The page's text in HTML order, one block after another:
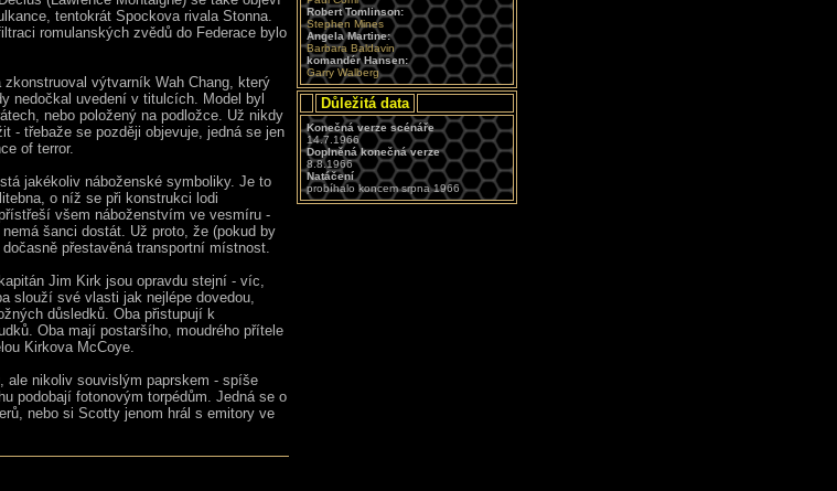
tentokrát Spockova rivala Stonna.
romulanských zvědů do Federace bylo
zkonstruoval výtvarník Wah Chang, který
nedočkal uvedení v titulcích. Model byl
nebo položený na podložce. Už nikdy
- třebaže se později objevuje, jedná se jen
of terror.
jakékoliv náboženské symboliky. Je to
o níž se při konstrukci lodi
všem náboženstvím ve vesmíru -
šanci dostát. Už proto, že (pokud by
přestavěná transportní místnost.
Jim Kirk jsou opravdu stejní - víc,
slouží své vlasti jak nejlépe dovedou,
důsledků. Oba přistupují k
Oba mají postaršího, moudrého přítele
Kirkova McCoye.
ale nikoliv souvislým paprskem - spíše
podobají fotonovým torpédům. Jedná se o
nebo si Scotty jenom hrál s emitory ve
Robert Tomlinson:
Stephen Mines
Angela Martine:
Barbara Baldavin
komandér Hansen:
Garry Walberg
Důležitá data
Konečná verze scénáře
14.7.1966
Doplněná konečná verze
8.8.1966
Natáčení
probíhalo koncem srpna 1966